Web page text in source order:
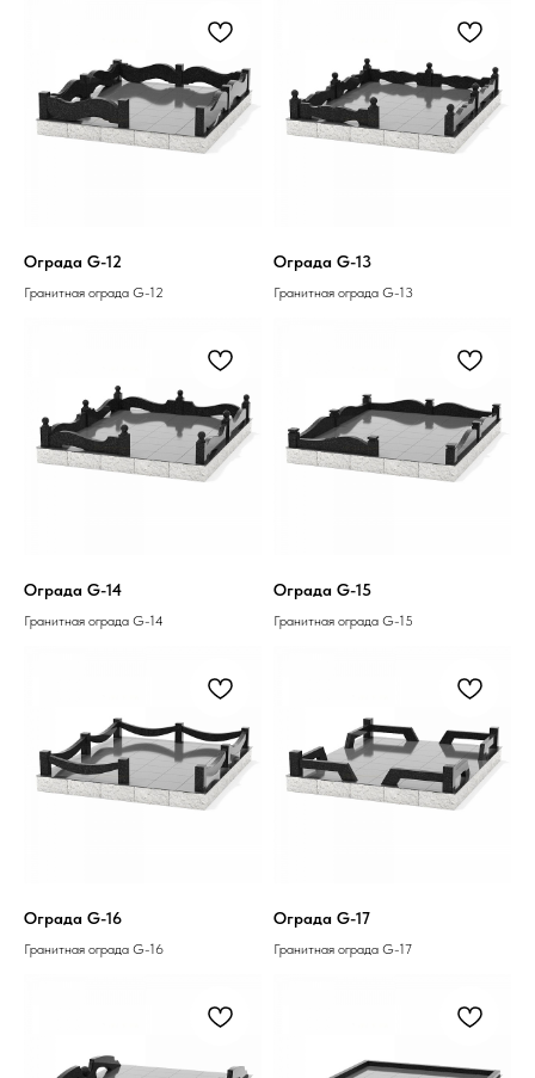
Ограда G-12
Гранитная ограда G-12
Ограда G-13
Гранитная ограда G-13
Ограда G-14
Гранитная ограда G-14
Ограда G-15
Гранитная ограда G-15
Ограда G-16
Гранитная ограда G-16
Ограда G-17
Гранитная ограда G-17